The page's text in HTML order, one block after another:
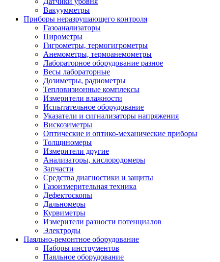
Вакуумметры
Приборы неразрушающего контроля
Газоанализаторы
Пирометры
Гигрометры, термогигрометры
Анемометры, термоанемометры
Лабораторное оборудование разное
Весы лабораторные
Дозиметры, радиометры
Тепловизионные комплексы
Измерители влажности
Испытательное оборудование
Указатели и сигнализаторы напряжения
Вискозиметры
Оптические и оптико-механические приборы
Толщиномеры
Измерители другие
Анализаторы, кислородомеры
Запчасти
Средства диагностики и защиты
Газоизмерительная техника
Дефектоскопы
Дальномеры
Курвиметры
Измерители разности потенциалов
Электроды
Паяльно-ремонтное оборудование
Наборы инструментов
Паяльное оборудование